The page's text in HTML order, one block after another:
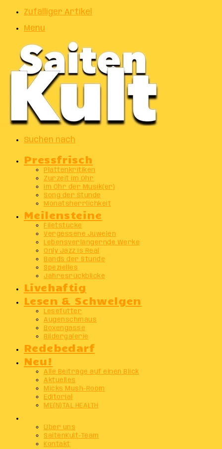
Zufälliger Artikel
Menu
Suchen nach
Pressfrisch
Plattenkritiken
Zurzeit im Ohr
Im Ohr der Musik(er)
Song der Stunde
Monatsherrlichkeit
Meilensteine
Filetstücke
Vergessene Juwelen
Lebensverlängernde Werke
Only Jazz Is Real
Bands der Stunde
Spezielles
Jahresrückblicke
Livehaftig
Lesen & Schwelgen
Lesefutter
Augenschmaus
Boxengasse
Bildergalerie
Redebedarf
Neu!
Alle Beiträge auf einen Blick
Aktuelles
Micks Mush-Room
Editorial
ME(N)TAL HEALTH
Über uns
SaitenKult-Team
Kontakt